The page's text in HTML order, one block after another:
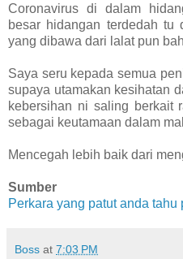
Coronavirus di dalam
besar hidangan terdedah tu
yang dibawa dari lalat pun
Saya seru kepada semua
supaya utamakan kesihatan
kebersihan ni saling berkait
sebagai keutamaan dalam
Mencegah lebih baik dari
Sumber
Perkara yang patut anda
Boss at 7:03 PM